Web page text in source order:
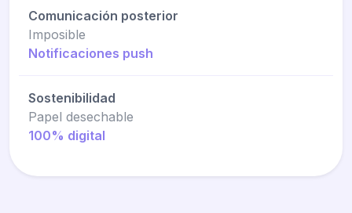
Comunicación posterior
Imposible
Notificaciones push
Sostenibilidad
Papel desechable
100% digital